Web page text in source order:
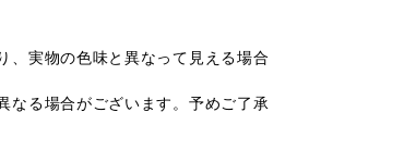
実物の色味と異なって見える場合
なる場合がございます。予めご了承